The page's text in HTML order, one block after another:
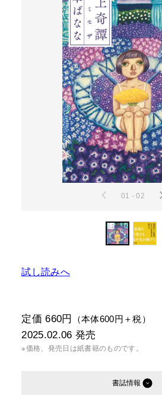
01 - 02
試し読みへ
定価 660円 （本体600円＋税）
2025.02.06 発売
※価格、発売日は紙書籍のものです。
書誌情報